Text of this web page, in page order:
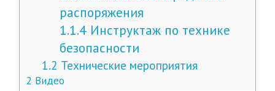
распоряжения
1.1.4 Инструктаж по технике
безопасности
1.2 Технические мероприятия
2 Видео